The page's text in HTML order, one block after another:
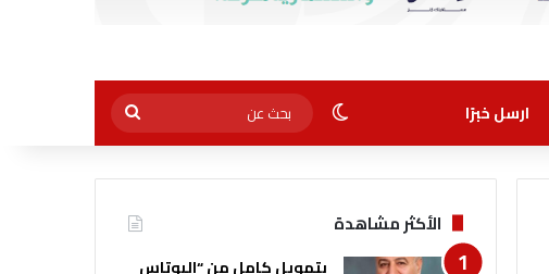
ارسل خبرًا الوضع المظلم
بحث
عن
الأكثر مشاهدة
بتمويل كامل من “البوتاس